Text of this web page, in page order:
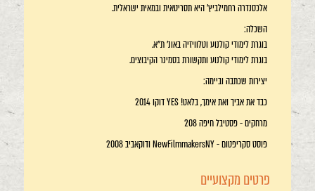
אלכסנדרה רחמילביץ' היא תסריטאית ובמאית ישראלית.
השכלה:
בוגרת לימודי קולנוע וטלוויזיה באונ' ת"א.
בוגרת לימודי קולנוע ותקשורת בסמינר הקיבוצים.
יצירות שכתבה וביימה:
כבד את אביך ואת אימך, בלאט! YES דוקו 2014
מרחקים - פסטיבל חיפה 208
פוסט סקריפטום - NewFilmmakersNY ודוקאביב 2008
פרטים מקצועיים